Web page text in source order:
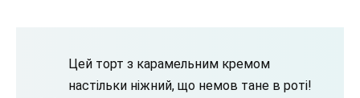
Цей торт з карамельним кремом
настільки ніжний, що немов тане в роті!